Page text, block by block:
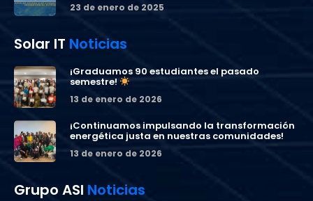
23 de enero de 2025
Solar IT Noticias
¡Graduamos 90 estudiantes el pasado
semestre!
13 de enero de 2026
¡Continuamos impulsando la transformación
energética justa en nuestras comunidades!
13 de enero de 2026
Grupo ASI Noticias